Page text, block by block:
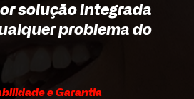
solução integrada
problema do
e Garantia